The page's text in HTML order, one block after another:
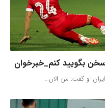
سخن بگویید کنم_خبرخوان
او گفت: من الان…